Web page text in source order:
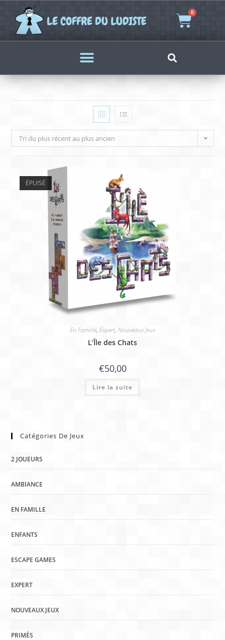
0
Tri du plus récent au plus ancien
ÉPUISÉ
En Famille, Expert, Nouveaux Jeux
L’Île des Chats
€50,00
Lire la suite
Catégories De Jeux
2 JOUEURS
AMBIANCE
EN FAMILLE
ENFANTS
ESCAPE GAMES
EXPERT
NOUVEAUX JEUX
PRIMÉS